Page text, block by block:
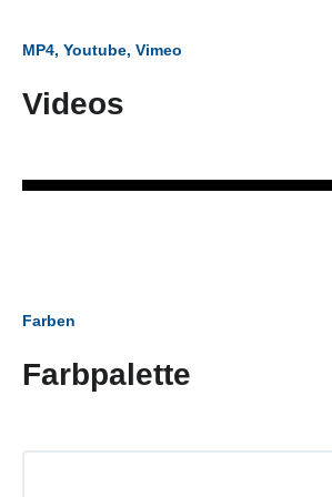
MP4, Youtube, Vimeo
Videos
Farben
Farbpalette